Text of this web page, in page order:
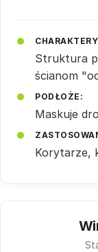
Struktura
ścianom
PODŁOŻE:
Maskuje
Korytarze,